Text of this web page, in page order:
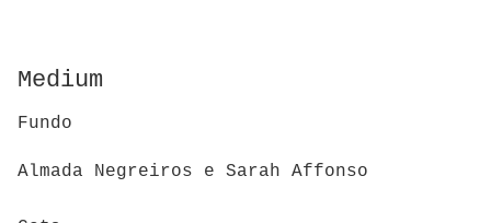
Medium
Fundo
Almada Negreiros e Sarah Affonso